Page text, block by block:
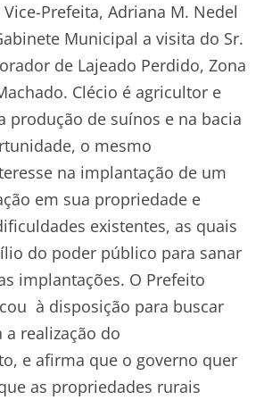
Prefeita, Adriana M. Nedel
Municipal a visita do Sr.
de Lajeado Perdido, Zona
Clécio é agricultor e
produção de suínos e na bacia
o mesmo
na implantação de um
em sua propriedade e
existentes, as quais
do poder público para sanar
implantações. O Prefeito
à disposição para buscar
realização do
e afirma que o governo quer
as propriedades rurais